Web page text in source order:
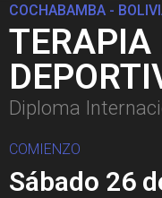
COCHABAMBA -
Diploma
COMIENZO
Sábado 26